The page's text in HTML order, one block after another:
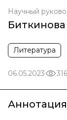
Научный
Литература
06.05.2023 316
Аннотация